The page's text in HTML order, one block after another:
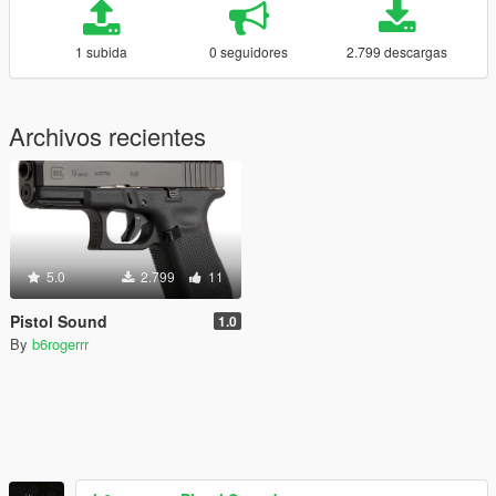
1 subida 0 seguidores 2.799 descargas
Archivos recientes
5.0 2.799 11
Pistol Sound 1.0
By b6rogerrr